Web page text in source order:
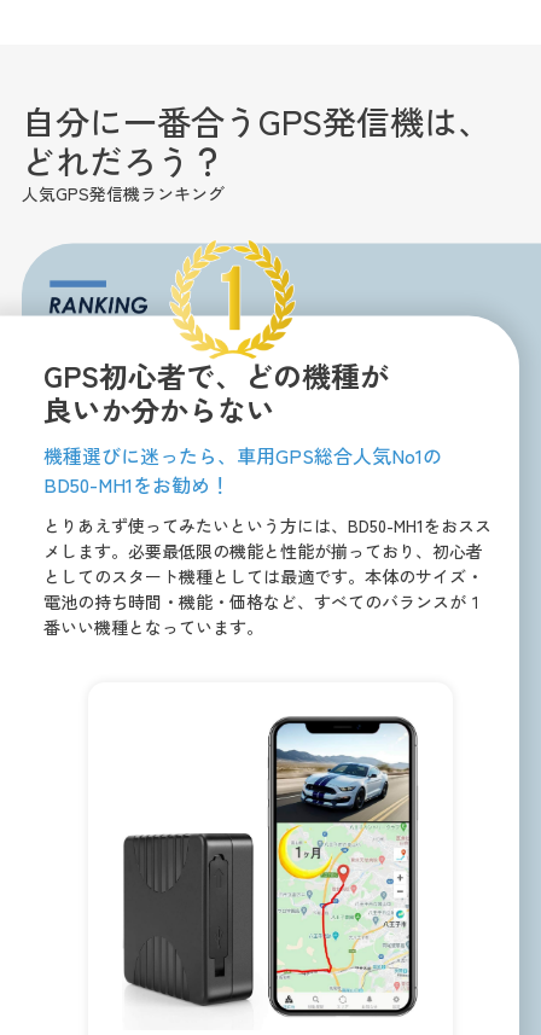
自分に一番合うGPS発信機は、
どれだろう？
人気GPS発信機ランキング
GPS初心者で、どの機種が
良いか分からない
機種選びに迷ったら、車用GPS総合人気No1の
BD50-MH1をお勧め！
とりあえず使ってみたいという方には、BD50-MH1をおスス
メします。必要最低限の機能と性能が揃っており、初心者
としてのスタート機種としては最適です。本体のサイズ・
電池の持ち時間・機能・価格など、すべてのバランスが１
番いい機種となっています。